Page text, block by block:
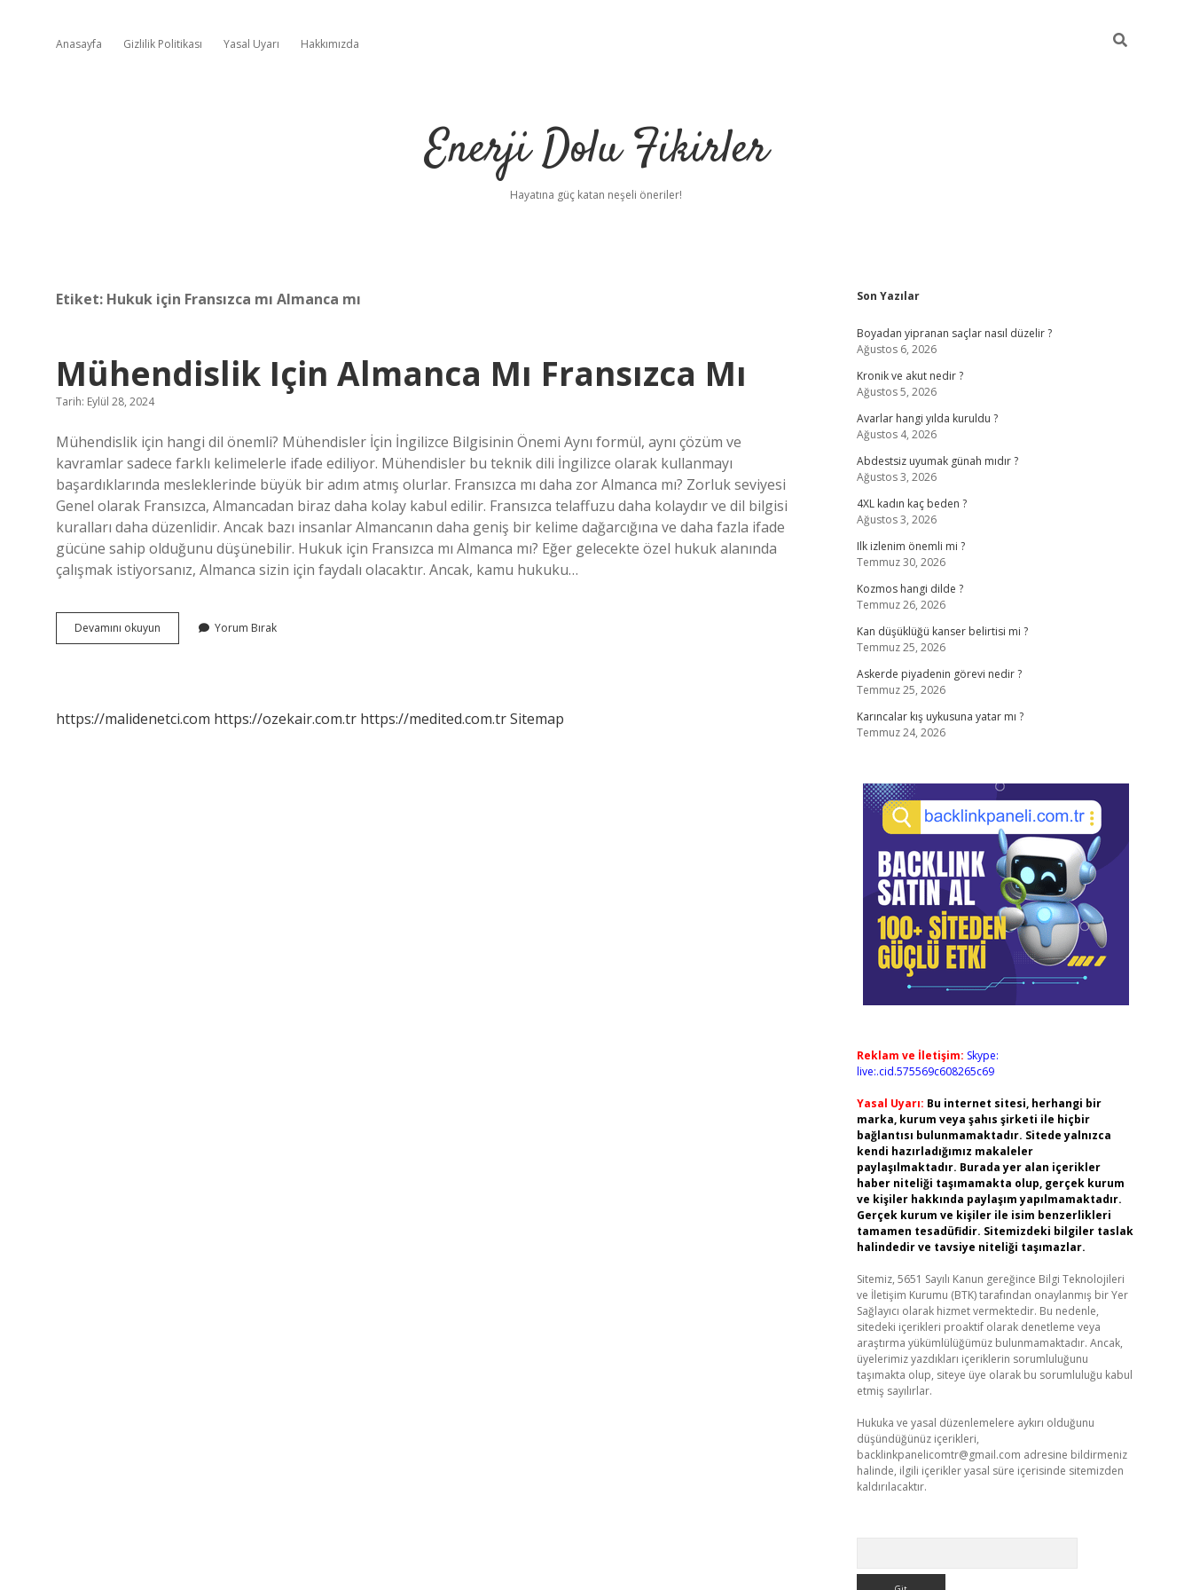
Anasayfa Gizlilik Politikası Yasal Uyarı Hakkımızda
Enerji Dolu Fikirler
Hayatına güç katan neşeli öneriler!
Etiket: Hukuk için Fransızca mı Almanca mı
Mühendislik Için Almanca Mı Fransızca Mı
Tarih: Eylül 28, 2024
Mühendislik için hangi dil önemli? Mühendisler İçin İngilizce Bilgisinin Önemi Aynı formül, aynı çözüm ve
kavramlar sadece farklı kelimelerle ifade ediliyor. Mühendisler bu teknik dili İngilizce olarak kullanmayı
başardıklarında mesleklerinde büyük bir adım atmış olurlar. Fransızca mı daha zor Almanca mı? Zorluk seviyesi
Genel olarak Fransızca, Almancadan biraz daha kolay kabul edilir. Fransızca telaffuzu daha kolaydır ve dil bilgisi
kuralları daha düzenlidir. Ancak bazı insanlar Almancanın daha geniş bir kelime dağarcığına ve daha fazla ifade
gücüne sahip olduğunu düşünebilir. Hukuk için Fransızca mı Almanca mı? Eğer gelecekte özel hukuk alanında
çalışmak istiyorsanız, Almanca sizin için faydalı olacaktır. Ancak, kamu hukuku…
Devamını okuyun Mühendislik
Için
Yorum Bırak
https://malidenetci.com https://ozekair.com.tr https://medited.com.trSitemap
Sidebar
Son Yazılar
Boyadan yipranan saçlar nasıl düzelir ?
Ağustos 6, 2026
Kronik ve akut nedir ?
Ağustos 5, 2026
Avarlar hangi yılda kuruldu ?
Ağustos 4, 2026
Abdestsiz uyumak günah mıdır ?
Ağustos 3, 2026
4XL kadın kaç beden ?
Ağustos 3, 2026
Ilk izlenim önemli mi ?
Temmuz 30, 2026
Kozmos hangi dilde ?
Temmuz 26, 2026
Kan düşüklüğü kanser belirtisi mi ?
Temmuz 25, 2026
Askerde piyadenin görevi nedir ?
Temmuz 25, 2026
Karıncalar kış uykusuna yatar mı ?
Temmuz 24, 2026
Reklam ve İletişim: Skype:
live:.cid.575569c608265c69
Yasal Uyarı: Bu internet sitesi, herhangi bir
marka, kurum veya şahıs şirketi ile hiçbir
bağlantısı bulunmamaktadır. Sitede yalnızca
kendi hazırladığımız makaleler
paylaşılmaktadır. Burada yer alan içerikler
haber niteliği taşımamakta olup, gerçek kurum
ve kişiler hakkında paylaşım yapılmamaktadır.
Gerçek kurum ve kişiler ile isim benzerlikleri
tamamen tesadüfidir. Sitemizdeki bilgiler taslak
halindedir ve tavsiye niteliği taşımazlar.
Sitemiz, 5651 Sayılı Kanun gereğince Bilgi Teknolojileri
ve İletişim Kurumu (BTK) tarafından onaylanmış bir Yer
Sağlayıcı olarak hizmet vermektedir. Bu nedenle,
sitedeki içerikleri proaktif olarak denetleme veya
araştırma yükümlülüğümüz bulunmamaktadır. Ancak,
üyelerimiz yazdıkları içeriklerin sorumluluğunu
taşımakta olup, siteye üye olarak bu sorumluluğu kabul
etmiş sayılırlar.
Hukuka ve yasal düzenlemelere aykırı olduğunu
düşündüğünüz içerikleri,
backlinkpanelicomtr@gmail.com adresine bildirmeniz
halinde, ilgili içerikler yasal süre içerisinde sitemizden
kaldırılacaktır.